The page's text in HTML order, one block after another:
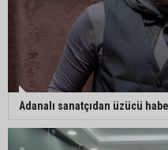
Şüpheli
Mimarlar
Adanalı sanatçıdan üzücü